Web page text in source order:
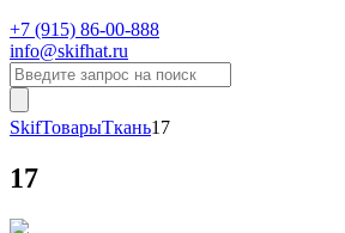
+7 (915) 86-00-888
info@skifhat.ru
SkifТоварыТкань17
17